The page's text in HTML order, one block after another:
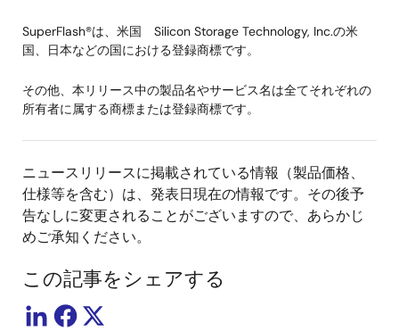
SuperFlash®は、米国 Silicon Storage Technology, Inc.の米
国、日本などの国における登録商標です。
その他、本リリース中の製品名やサービス名は全てそれぞれの
所有者に属する商標または登録商標です。
ニュースリリースに掲載されている情報（製品価格、
仕様等を含む）は、発表日現在の情報です。その後予
告なしに変更されることがございますので、あらかじ
めご承知ください。
この記事をシェアする